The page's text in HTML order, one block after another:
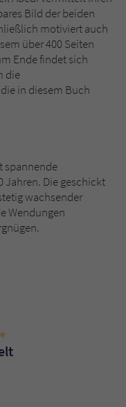
Bild der beiden
motiviert auch
über 400 Seiten
Ende findet sich
die
in diesem Buch
spannende
Jahren. Die geschickt
wachsender
Wendungen